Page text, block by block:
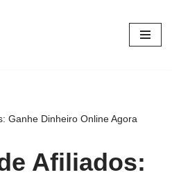
Ganhe Dinheiro Online Agora
Afiliados: